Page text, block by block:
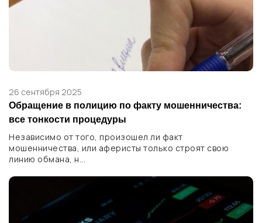
26 сентября 2025
Обращение в полицию по факту мошенничества:
все тонкости процедуры
Независимо от того, произошел ли факт
мошенничества, или аферисты только строят свою
линию обмана, н...